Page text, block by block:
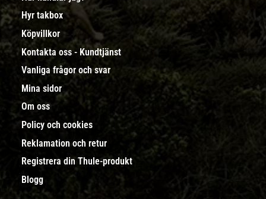
Hyr takbox
Köpvillkor
Kontakta oss - Kundtjänst
Vanliga frågor och svar
Mina sidor
Om oss
Policy och cookies
Reklamation och retur
Registrera din Thule-produkt
Blogg